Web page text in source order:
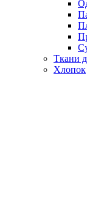
Ткани
Хлопок